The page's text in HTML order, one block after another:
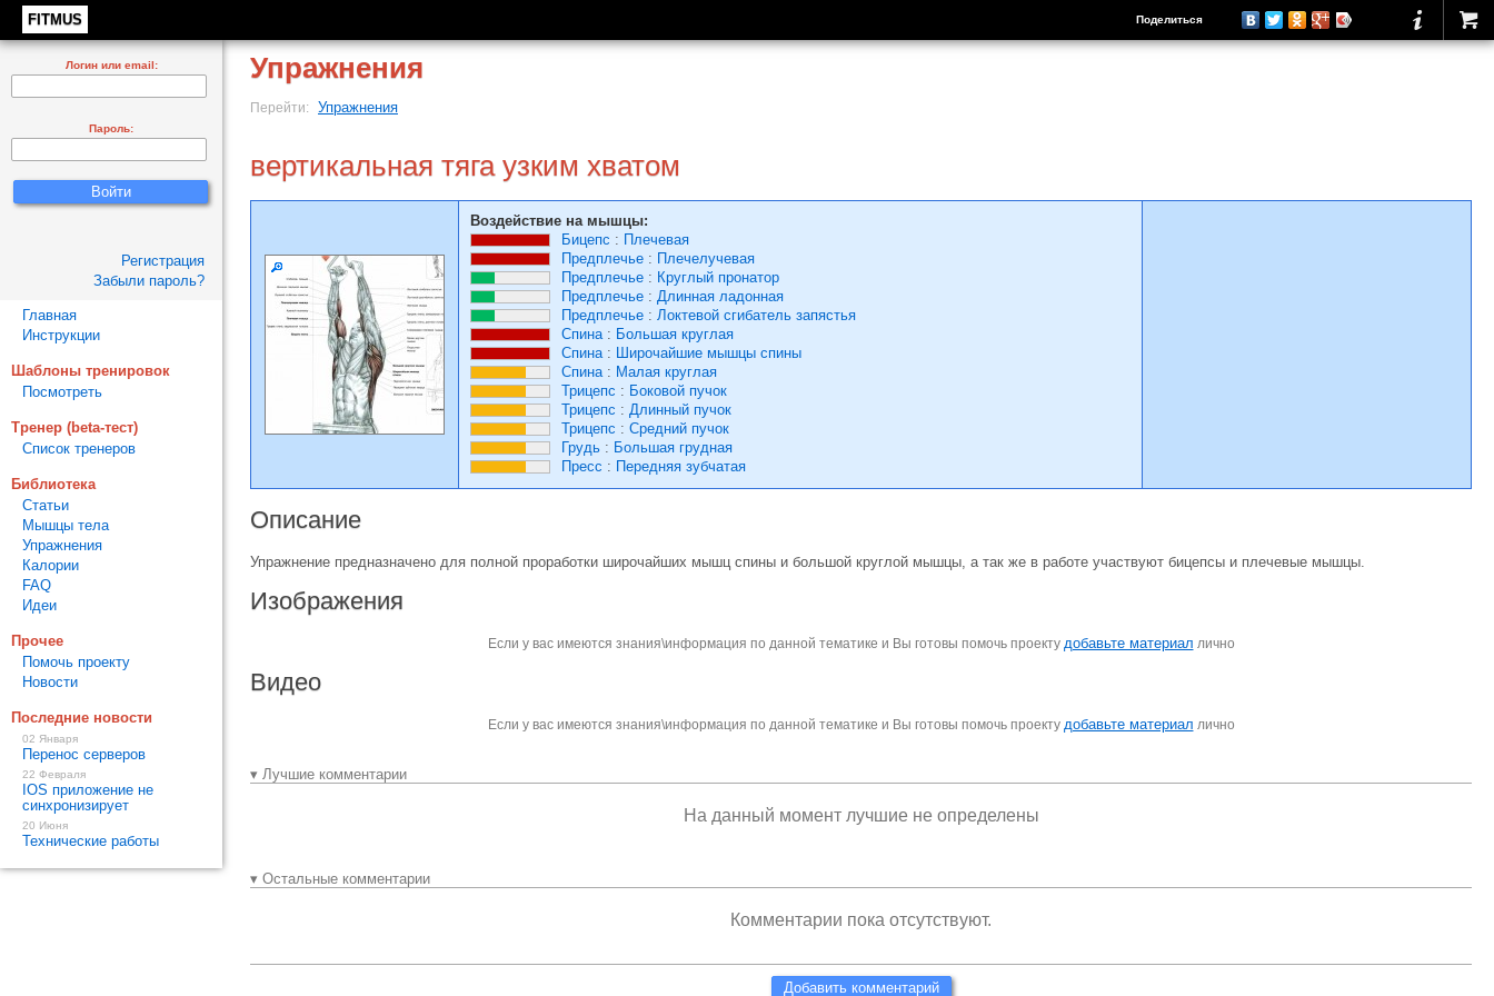
FITMUS Поделиться
Упражнения
Перейти: Упражнения
вертикальная тяга узким хватом
Воздействие на мышцы:
Бицепс : Плечевая
Предплечье : Плечелучевая
Предплечье : Круглый пронатор
Предплечье : Длинная ладонная
Предплечье : Локтевой сгибатель запястья
Спина: Большая круглая
Спина: Широчайшие мышцы спины
Спина: Малая круглая
Трицепс : Боковой пучок
Трицепс : Длинный пучок
Трицепс : Средний пучок
Грудь : Большая грудная
Пресс : Передняя зубчатая
Описание
Упражнение предназначено для полной проработки широчайших мышц спины и большой круглой мышцы, а так же в работе участвуют бицепсы и плечевые мышцы.
Изображения
Если у вас имеются знания\информация по данной тематике и Вы готовы помочь проекту добавьте материал лично
Видео
Если у вас имеются знания\информация по данной тематике и Вы готовы помочь проекту добавьте материал лично
▾ Лучшие комментарии
На данный момент лучшие не определены
▾ Остальные комментарии
Комментарии пока отсутствуют.
Добавить комментарий
Логин или email:
Пароль:
Регистрация
Забыли пароль?
Главная
Инструкции
Шаблоны тренировок
Посмотреть
Тренер (beta-тест)
Список тренеров
Библиотека
Статьи
Мышцы тела
Упражнения
Калории
FAQ
Идеи
Прочее
Помочь проекту
Новости
Последние новости
02 Января
Перенос серверов
22 Февраля
IOS приложение не
синхронизирует
20 Июня
Технические работы